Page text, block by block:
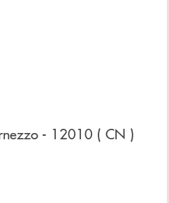
- 12010 ( CN )